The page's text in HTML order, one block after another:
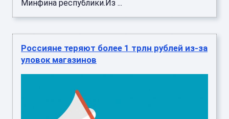
Минфина республики.Из ...
Россияне теряют более 1 трлн рублей из-за
уловок магазинов